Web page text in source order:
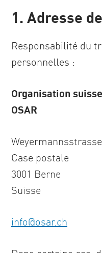
1. Adresse
Responsabilité du
personnelles :
Organisation
OSAR
Case postale
3001 Berne
Suisse
info@osar.ch